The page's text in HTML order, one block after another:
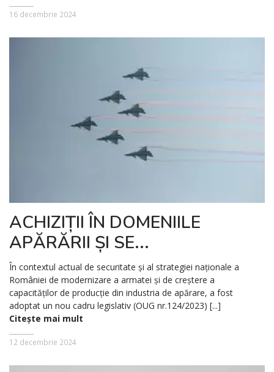
16 decembrie 2024
ACHIZIȚII ÎN DOMENIILE
APĂRĂRII ȘI SE...
În contextul actual de securitate și al strategiei naționale a
României de modernizare a armatei și de creștere a
capacităților de producție din industria de apărare, a fost
adoptat un nou cadru legislativ (OUG nr.124/2023) [...]
Citește mai mult
12 decembrie 2024